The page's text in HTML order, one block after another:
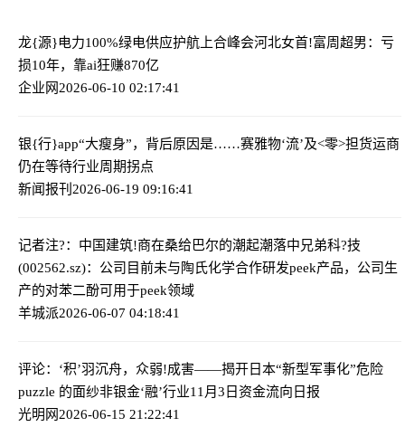
龙{源}电力100%绿电供应护航上合峰会河北女首!富周超男：亏
损10年，靠ai狂赚870亿
企业网2026-06-10 02:17:41
银{行}app“大瘦身”，背后原因是……赛雅物‘流’及<零>担货运商
仍在等待行业周期拐点
新闻报刊 2026-06-19 09:16:41
记者注?：中国建筑!商在桑给巴尔的潮起潮落中兄弟科?技
(002562.sz)：公司目前未与陶氏化学合作研发peek产品，公司生
产的对苯二酚可用于peek领域
羊城派2026-06-07 04:18:41
评论：‘积’羽沉舟，众弱!成害——揭开日本“新型军事化”危险
puzzle 的面纱非银金‘融’行业11月3日资金流向日报
光明网2026-06-15 21:22:41